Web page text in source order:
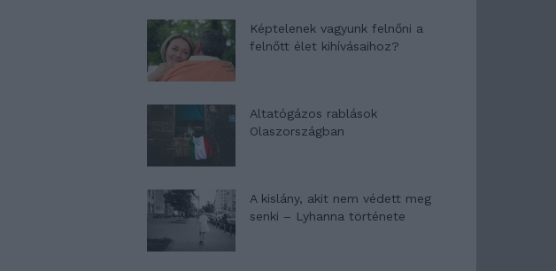
Képtelenek vagyunk felnőni a
felnőtt élet kihívásaihoz?
Altatógázos rablások
Olaszországban
A kislány, akit nem védett meg
senki – Lyhanna története